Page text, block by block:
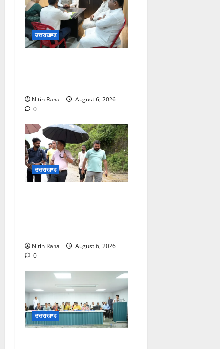
उत्तराखण्ड
Nitin Rana
August 6, 2026
0
उत्तराखण्ड
Nitin Rana
August 6, 2026
0
उत्तराखण्ड